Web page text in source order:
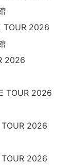
TOUR 2026
2026
TOUR 2026
2026
2026